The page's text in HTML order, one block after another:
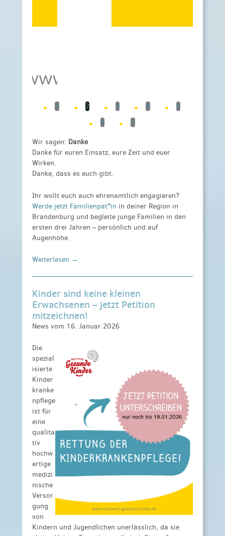
1 2 3 4
5
6
7
Wir sagen: Danke
Danke für euren Einsatz, eure Zeit und euer
Wirken.
Danke, dass es euch gibt.
Ihr wollt euch auch ehrenamtlich engagieren?
Werde jetzt Familienpat*in in deiner Region in
Brandenburg und begleite junge Familien in den
ersten drei Jahren – persönlich und auf
Augenhöhe.
Weiterlesen →
Kinder sind keine kleinen
Erwachsenen – jetzt Petition
mitzeichnen!
News vom 16. Januar 2026
Die
spezial
isierte
Kinder
kranke
npflege
ist für
eine
qualita
tiv
hochw
ertige
medizi
nische
Versor
gung
von
Kindern und Jugendlichen unerlässlich, da sie